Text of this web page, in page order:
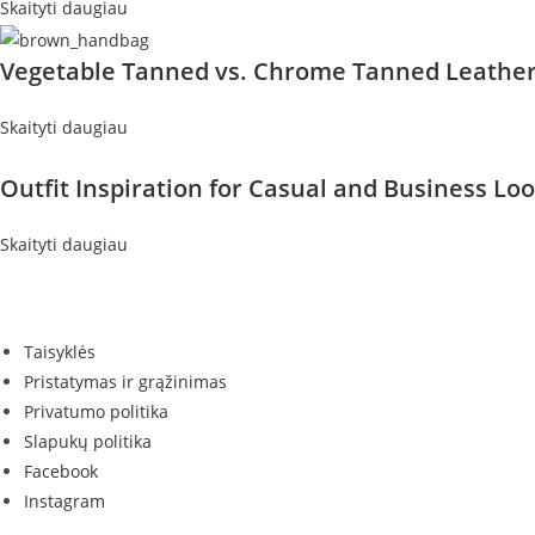
Skaityti daugiau
Vegetable Tanned vs. Chrome Tanned
Skaityti daugiau
Outfit Inspiration for Casual and Business
Skaityti daugiau
Taisyklės
Pristatymas ir grąžinimas
Privatumo politika
Slapukų politika
Facebook
Instagram